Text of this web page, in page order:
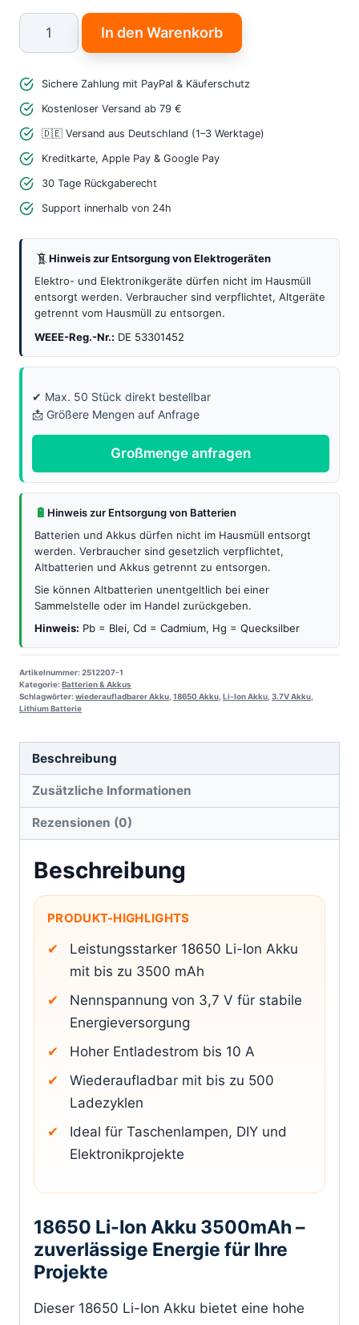
18650
Li-
Akku
3500mAh
–
3.7V
10A
Hochleistungsakku
Menge
In den Warenkorb
Sichere Zahlung mit PayPal & Käuferschutz
Kostenloser Versand ab 79 €
🇩🇪 Versand aus Deutschland (1–3 Werktage)
Kreditkarte, Apple Pay & Google Pay
30 Tage Rückgaberecht
Support innerhalb von 24h
Hinweis zur Entsorgung von Elektrogeräten
Elektro- und Elektronikgeräte dürfen nicht im Hausmüll
entsorgt werden. Verbraucher sind verpflichtet, Altgeräte
getrennt vom Hausmüll zu entsorgen.
WEEE-Reg.-Nr.: DE 53301452
✔ Max. 50 Stück direkt bestellbar
📩 Größere Mengen auf Anfrage
Großmenge anfragen
🔋 Hinweis zur Entsorgung von Batterien
Batterien und Akkus dürfen nicht im Hausmüll entsorgt
werden. Verbraucher sind gesetzlich verpflichtet,
Altbatterien und Akkus getrennt zu entsorgen.
Sie können Altbatterien unentgeltlich bei einer
Sammelstelle oder im Handel zurückgeben.
Hinweis: Pb = Blei, Cd = Cadmium, Hg = Quecksilber
Artikelnummer:2512207-1
Kategorie:Batterien & Akkus
Schlagwörter:wiederaufladbarer Akku 18650 Akku Li-Ion Akku 3.7V Akku
Lithium Batterie
Beschreibung
Zusätzliche Informationen
Rezensionen (0)
Beschreibung
PRODUKT-HIGHLIGHTS
Leistungsstarker 18650 Li-Ion Akku
mit bis zu 3500 mAh
Nennspannung von 3,7 V für stabile
Energieversorgung
Hoher Entladestrom bis 10 A
Wiederaufladbar mit bis zu 500
Ladezyklen
Ideal für Taschenlampen, DIY und
Elektronikprojekte
18650 Li-Ion Akku 3500mAh –
zuverlässige Energie für Ihre
Projekte
Dieser 18650 Li-Ion Akku bietet eine hohe